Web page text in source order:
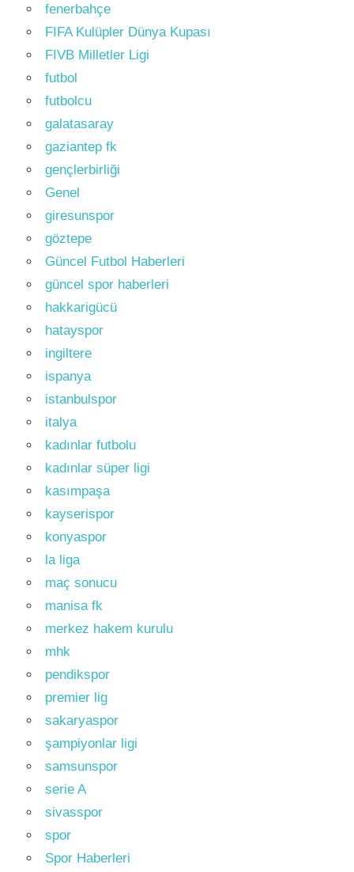
fenerbahçe
FIFA Kulüpler Dünya Kupası
FIVB Milletler Ligi
futbol
futbolcu
galatasaray
gaziantep fk
gençlerbirliği
Genel
giresunspor
göztepe
Güncel Futbol Haberleri
güncel spor haberleri
hakkarigücü
hatayspor
ingiltere
ispanya
istanbulspor
italya
kadınlar futbolu
kadınlar süper ligi
kasımpaşa
kayserispor
konyaspor
la liga
maç sonucu
manisa fk
merkez hakem kurulu
mhk
pendikspor
premier lig
sakaryaspor
şampiyonlar ligi
samsunspor
serie A
sivasspor
spor
Spor Haberleri